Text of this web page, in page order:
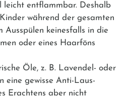
leicht entflammbar. Deshalb
während der gesamten
Ausspülen keinesfalls in die
oder eines Haarföns
Öle, z. B. Lavendel- oder
eine gewisse Anti-Laus-
Erachtens aber nicht